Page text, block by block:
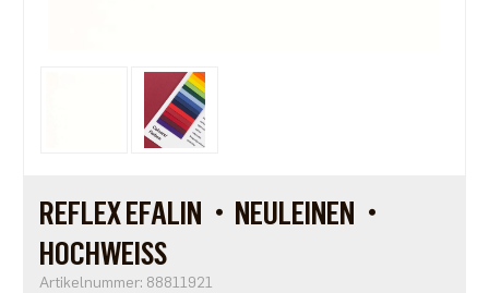
REFLEX EFALIN・NEULEINEN・
HOCHWEISS
Artikelnummer: 88811921